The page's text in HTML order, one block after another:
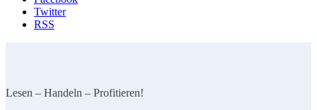
Twitter
RSS
Lesen – Handeln – Profitieren!